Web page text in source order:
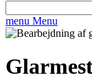
efter:
menu Menu